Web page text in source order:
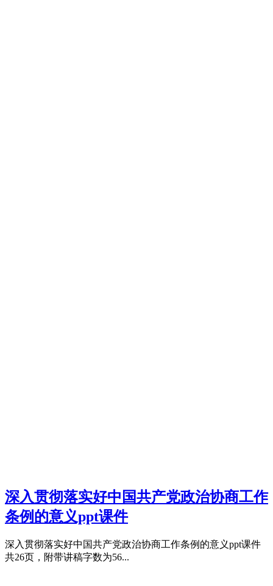
深入贯彻落实好中国共产党政治协商工作
条例的意义ppt课件
深入贯彻落实好中国共产党政治协商工作条例的意义ppt课件
共26页，附带讲稿字数为56...